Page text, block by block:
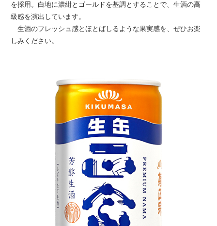
を採用。白地に濃紺とゴールドを基調とすることで、生酒の高
級感を演出しています。
生酒のフレッシュ感とほとばしるような果実感を、ぜひお楽
しみください。